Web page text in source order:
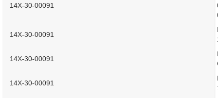
14X-30-00091
14X-30-00091
14X-30-00091
14X-30-00091